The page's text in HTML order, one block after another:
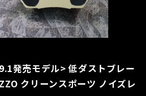
発売モデル> 低ダストブレー
クリーンスポーツ ノイズレ